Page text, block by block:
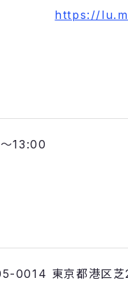
https://
〜13:00
0014 東京都港区